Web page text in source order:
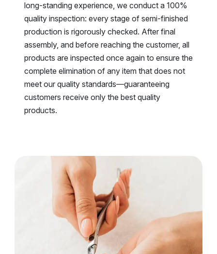
long-standing experience, we conduct a 100%
quality inspection: every stage of semi-finished
production is rigorously checked. After final
assembly, and before reaching the customer, all
products are inspected once again to ensure the
complete elimination of any item that does not
meet our quality standards—guaranteeing
customers receive only the best quality
products.